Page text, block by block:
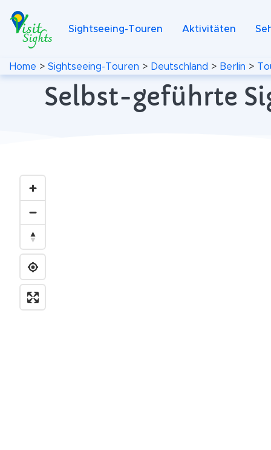
Sightseeing-Touren Aktivitäten
Home > Sightseeing-Touren > Deutschland > Berlin >
Selbst-geführte